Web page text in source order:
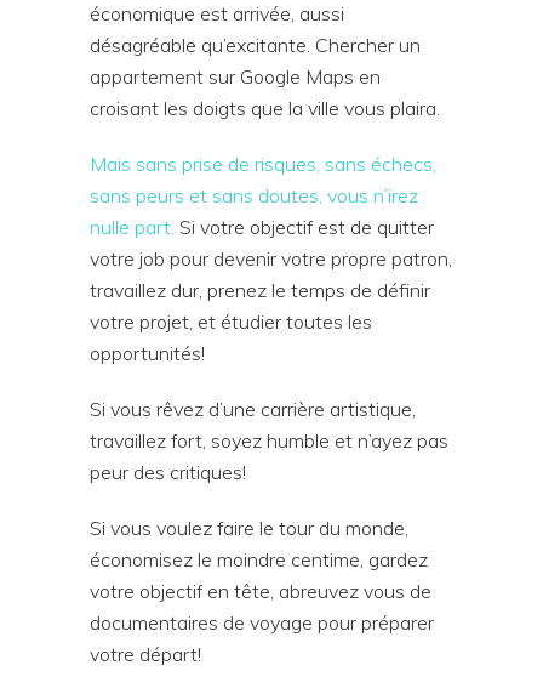
économique est arrivée, aussi
désagréable qu’excitante. Chercher un
appartement sur Google Maps en
croisant les doigts que la ville vous plaira.
Mais sans prise de risques, sans échecs,
sans peurs et sans doutes, vous n’irez
nulle part. Si votre objectif est de quitter
votre job pour devenir votre propre patron,
travaillez dur, prenez le temps de définir
votre projet, et étudier toutes les
opportunités!
Si vous rêvez d’une carrière artistique,
travaillez fort, soyez humble et n’ayez pas
peur des critiques!
Si vous voulez faire le tour du monde,
économisez le moindre centime, gardez
votre objectif en tête, abreuvez vous de
documentaires de voyage pour préparer
votre départ!